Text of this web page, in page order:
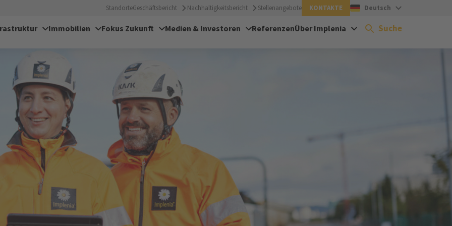
StandorteGeschäftsbericht Nachhaltigkeitsbericht Stellenangebote KONTAKTE Deutsch
Immobilien Fokus Zukunft Medien & Investoren ReferenzenÜber Implenia Suche